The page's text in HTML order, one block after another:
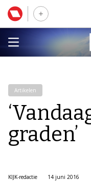
Artikelen
graden’
KIJK-redactie
14 juni 2016